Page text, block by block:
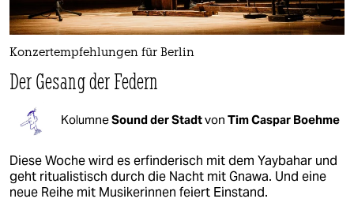
Konzertempfehlungen für Berlin
Der Gesang der Federn
KolumneSound der Stadtvon Tim Caspar Boehme
Diese Woche wird es erfinderisch mit dem Yaybahar und
geht ritualistisch durch die Nacht mit Gnawa. Und eine
neue Reihe mit Musikerinnen feiert Einstand.